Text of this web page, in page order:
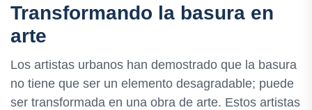
Transformando la basura en
arte
Los artistas urbanos han demostrado que la basura
no tiene que ser un elemento desagradable; puede
ser transformada en una obra de arte. Estos artistas